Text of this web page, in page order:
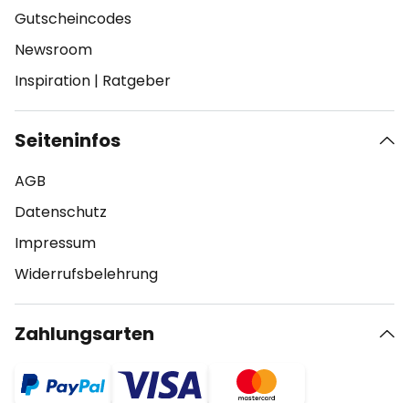
Gutscheincodes
Newsroom
Inspiration | Ratgeber
Seiteninfos
AGB
Datenschutz
Impressum
Widerrufsbelehrung
Zahlungsarten